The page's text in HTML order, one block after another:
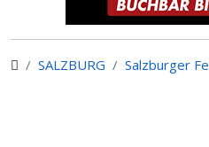
SALZBURG Salzburger